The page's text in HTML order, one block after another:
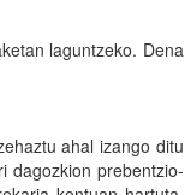
laguntzeko. Dena
ahal izango ditu
dagozkion prebentzio-